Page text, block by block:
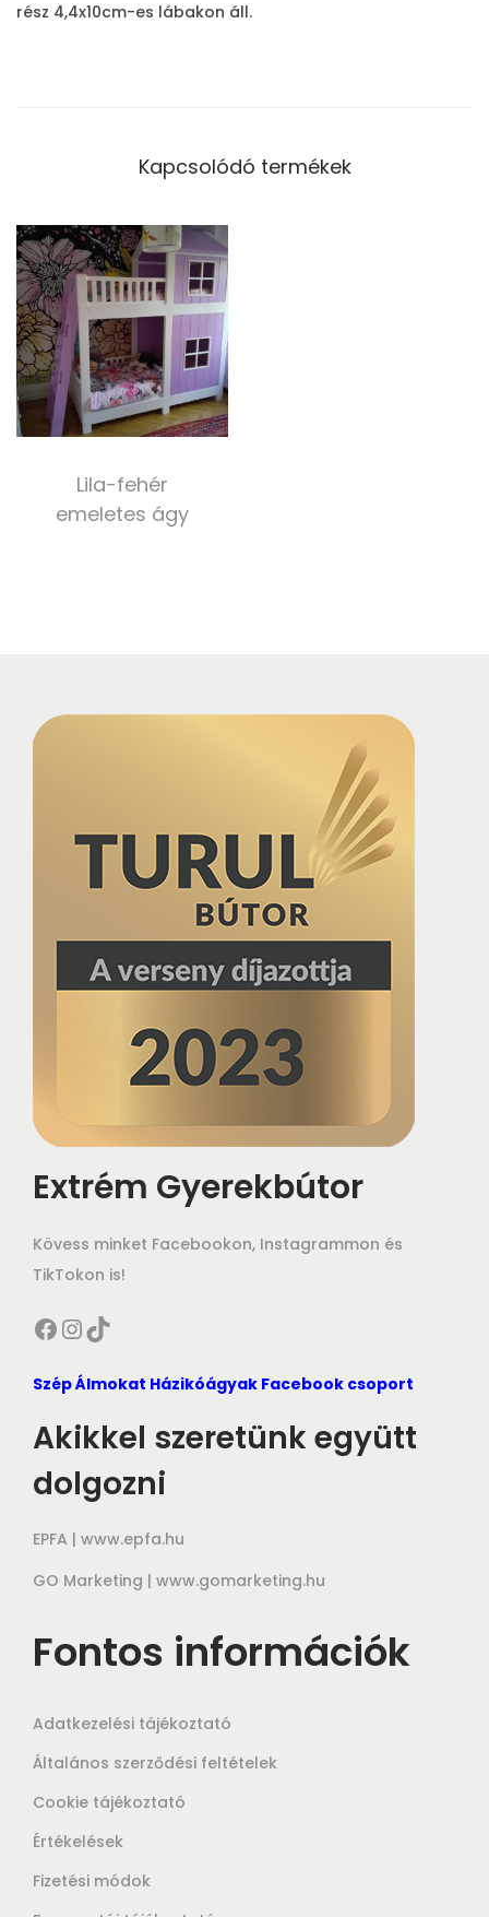
m
é
g
rész 4,4x10cm-es lábakon áll.
Kapcsolódó termékek
Lila-fehér
emeletes ágy
Extrém Gyerekbútor
Kövess minket Facebookon, Instagrammon és
TikTokon is!
Facebook InstagramTikTok
Szép Álmokat Házikóágyak Facebook csoport
Akikkel szeretünk együtt
dolgozni
EPFA | www.epfa.hu
GO Marketing | www.gomarketing.hu
Fontos információk
Adatkezelési tájékoztató
Általános szerződési feltételek
Cookie tájékoztató
Értékelések
Fizetési módok